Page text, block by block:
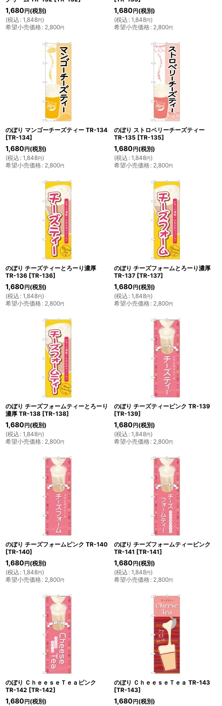
1,680 円 (税別)
(税込 : 1,848円)
希望小売価格: 2,800円
1,680 円 (税別)
(税込 : 1,848円)
希望小売価格: 2,800円
のぼり マンゴーチーズティー TR-134
[TR-134]
1,680 円 (税別)
(税込 : 1,848円)
希望小売価格: 2,800円
のぼり ストロベリーチーズティー
TR-135 [TR-135]
1,680 円 (税別)
(税込 : 1,848円)
希望小売価格: 2,800円
のぼり チーズティーとろーり濃厚
TR-136 [TR-136]
1,680 円 (税別)
(税込 : 1,848円)
希望小売価格: 2,800円
のぼり チーズフォームとろーり濃厚
TR-137 [TR-137]
1,680 円 (税別)
(税込 : 1,848円)
希望小売価格: 2,800円
のぼり チーズフォームティーとろーり
濃厚 TR-138 [TR-138]
1,680 円 (税別)
(税込 : 1,848円)
希望小売価格: 2,800円
のぼり チーズティーピンク TR-139
[TR-139]
1,680 円 (税別)
(税込 : 1,848円)
希望小売価格: 2,800円
のぼり チーズフォームピンク TR-140
[TR-140]
1,680 円 (税別)
(税込 : 1,848円)
希望小売価格: 2,800円
のぼり チーズフォームティーピンク
TR-141 [TR-141]
1,680 円 (税別)
(税込 : 1,848円)
希望小売価格: 2,800円
のぼり ＣｈｅｅｓｅＴｅａピンク
TR-142 [TR-142]
1,680 円 (税別)
のぼり ＣｈｅｅｓｅＴｅａ TR-143
[TR-143]
1,680 円 (税別)